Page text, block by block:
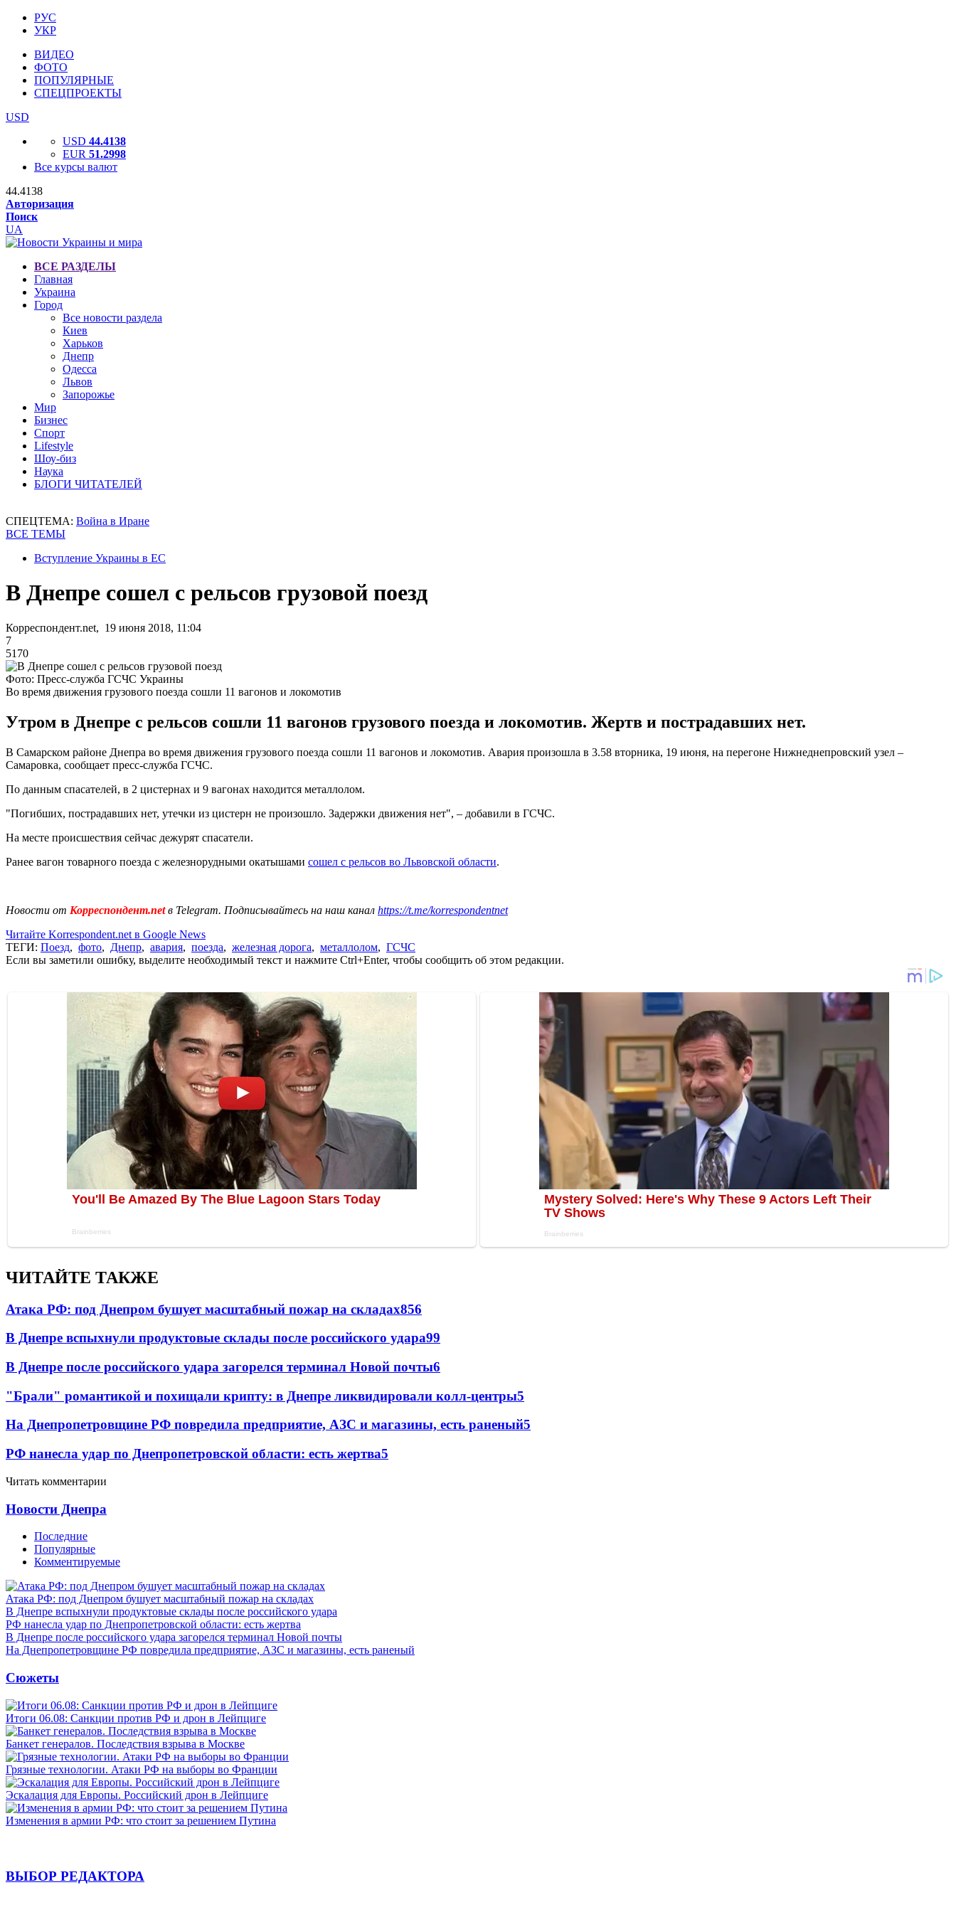
РУС
УКР
ВИДЕО
ФОТО
ПОПУЛЯРНЫЕ
СПЕЦПРОЕКТЫ
USD
USD 44.4138
EUR 51.2998
Все курсы валют
44.4138
Авторизация
Поиск
UA
ВСЕ РАЗДЕЛЫ
Главная
Украина
Город
Все новости раздела
Киев
Харьков
Днепр
Одесса
Львов
Запорожье
Мир
Бизнес
Спорт
Lifestyle
Шоу-биз
Наука
БЛОГИ ЧИТАТЕЛЕЙ
СПЕЦТЕМА: Война в Иране
ВСЕ ТЕМЫ
Вступление Украины в ЕС
В Днепре сошел с рельсов грузовой поезд
Корреспондент.net, 19 июня 2018, 11:04
7
5170
Фото: Пресс-служба ГСЧС Украины
Во время движения грузового поезда сошли 11 вагонов и локомотив
Утром в Днепре с рельсов сошли 11 вагонов грузового поезда и локомотив. Жертв и пострадавших нет.
В Самарском районе Днепра во время движения грузового поезда сошли 11 вагонов и локомотив. Авария произошла в 3.58 вторника, 19 июня, на перегоне Нижнеднепровский узел –
Самаровка, сообщает пресс-служба ГСЧС.
По данным спасателей, в 2 цистернах и 9 вагонах находится металлолом.
"Погибших, пострадавших нет, утечки из цистерн не произошло. Задержки движения нет", – добавили в ГСЧС.
На месте происшествия сейчас дежурят спасатели.
Ранее вагон товарного поезда с железнорудными окатышами сошел с рельсов во Львовской области.
Новости от Корреспондент.netв Telegram. Подписывайтесь на наш канал https://t.me/korrespondentnet
Читайте Korrespondent.net в Google News
ТЕГИ: Поезд, фото, Днепр, авария, поезда, железная дорога, металлолом, ГСЧС
Если вы заметили ошибку, выделите необходимый текст и нажмите Ctrl+Enter, чтобы сообщить об этом редакции.
ЧИТАЙТЕ ТАКЖЕ
Атака РФ: под Днепром бушует масштабный пожар на складах856
В Днепре вспыхнули продуктовые склады после российского удара99
В Днепре после российского удара загорелся терминал Новой почты6
"Брали" романтикой и похищали крипту: в Днепре ликвидировали колл-центры5
На Днепропетровщине РФ повредила предприятие, АЗС и магазины, есть раненый5
РФ нанесла удар по Днепропетровской области: есть жертва5
Читать комментарии
Новости Днепра
Последние
Популярные
Комментируемые
Атака РФ: под Днепром бушует масштабный пожар на складах
В Днепре вспыхнули продуктовые склады после российского удара
РФ нанесла удар по Днепропетровской области: есть жертва
В Днепре после российского удара загорелся терминал Новой почты
На Днепропетровщине РФ повредила предприятие, АЗС и магазины, есть раненый
Сюжеты
Итоги 06.08: Санкции против РФ и дрон в Лейпциге
Банкет генералов. Последствия взрыва в Москве
Грязные технологии. Атаки РФ на выборы во Франции
Эскалация для Европы. Российский дрон в Лейпциге
Изменения в армии РФ: что стоит за решением Путина
ВЫБОР РЕДАКТОРА